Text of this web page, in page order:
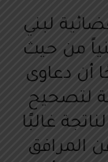
لبني
من حيث
أن دعاوى
لتصحيح
غالبًا
المرافق